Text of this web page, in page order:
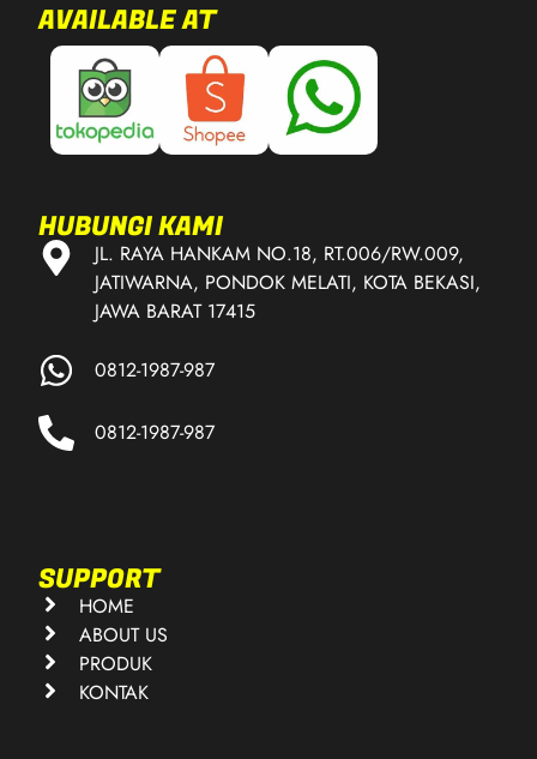
AVAILABLE AT
HUBUNGI KAMI
JL. RAYA HANKAM NO.18, RT.006/RW.009,
JATIWARNA, PONDOK MELATI, KOTA BEKASI,
JAWA BARAT 17415
0812-1987-987
0812-1987-987
SUPPORT
HOME
ABOUT US
PRODUK
KONTAK